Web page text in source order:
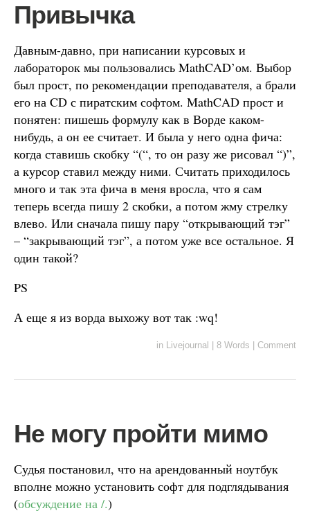
Привычка
Давным-давно, при написании курсовых и
лабораторок мы пользовались MathCAD’ом. Выбор
был прост, по рекомендации преподавателя, а брали
его на CD с пиратским софтом. MathCAD прост и
понятен: пишешь формулу как в Ворде каком-
нибудь, а он ее считает. И была у него одна фича:
когда ставишь скобку “(“, то он разу же рисовал “)”,
а курсор ставил между ними. Считать приходилось
много и так эта фича в меня вросла, что я сам
теперь всегда пишу 2 скобки, а потом жму стрелку
влево. Или сначала пишу пару “открывающий тэг”
– “закрывающий тэг”, а потом уже все остальное. Я
один такой?
PS
А еще я из ворда выхожу вот так :wq!
in Livejournal 8 Words Comment
Не могу пройти мимо
Судья постановил, что на арендованный ноутбук
вполне можно установить софт для подглядывания
(обсуждение на /.)